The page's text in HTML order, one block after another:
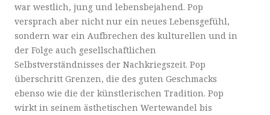
war westlich, jung und lebensbejahend. Pop
versprach aber nicht nur ein neues Lebensgefühl,
sondern war ein Aufbrechen des kulturellen und in
der Folge auch gesellschaftlichen
Selbstverständnisses der Nachkriegszeit. Pop
überschritt Grenzen, die des guten Geschmacks
ebenso wie die der künstlerischen Tradition. Pop
wirkt in seinem ästhetischen Wertewandel bis